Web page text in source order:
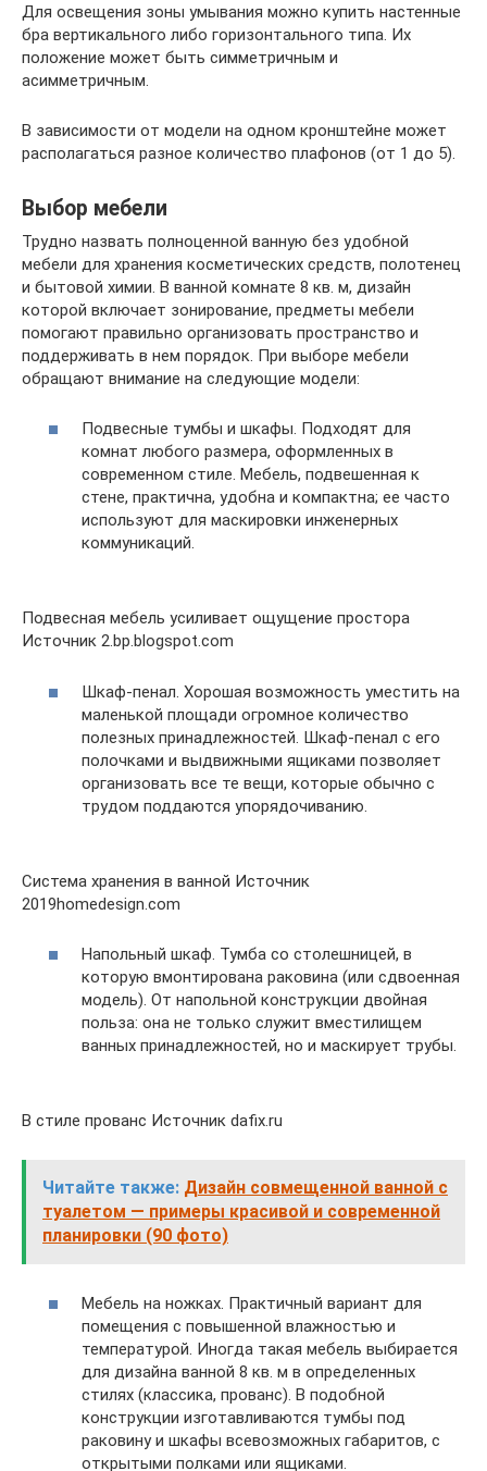
Для освещения зоны умывания можно купить настенные
бра вертикального либо горизонтального типа. Их
положение может быть симметричным и
асимметричным.
В зависимости от модели на одном кронштейне может
располагаться разное количество плафонов (от 1 до 5).
Выбор мебели
Трудно назвать полноценной ванную без удобной
мебели для хранения косметических средств, полотенец
и бытовой химии. В ванной комнате 8 кв. м, дизайн
которой включает зонирование, предметы мебели
помогают правильно организовать пространство и
поддерживать в нем порядок. При выборе мебели
обращают внимание на следующие модели:
Подвесные тумбы и шкафы. Подходят для
комнат любого размера, оформленных в
современном стиле. Мебель, подвешенная к
стене, практична, удобна и компактна; ее часто
используют для маскировки инженерных
коммуникаций.
Подвесная мебель усиливает ощущение простора
Источник 2.bp.blogspot.com
Шкаф-пенал. Хорошая возможность уместить на
маленькой площади огромное количество
полезных принадлежностей. Шкаф-пенал с его
полочками и выдвижными ящиками позволяет
организовать все те вещи, которые обычно с
трудом поддаются упорядочиванию.
Система хранения в ванной Источник
2019homedesign.com
Напольный шкаф. Тумба со столешницей, в
которую вмонтирована раковина (или сдвоенная
модель). От напольной конструкции двойная
польза: она не только служит вместилищем
ванных принадлежностей, но и маскирует трубы.
В стиле прованс Источник dafix.ru
Читайте также: Дизайн совмещенной ванной с
туалетом — примеры красивой и современной
планировки (90 фото)
Мебель на ножках. Практичный вариант для
помещения с повышенной влажностью и
температурой. Иногда такая мебель выбирается
для дизайна ванной 8 кв. м в определенных
стилях (классика, прованс). В подобной
конструкции изготавливаются тумбы под
раковину и шкафы всевозможных габаритов, с
открытыми полками или ящиками.